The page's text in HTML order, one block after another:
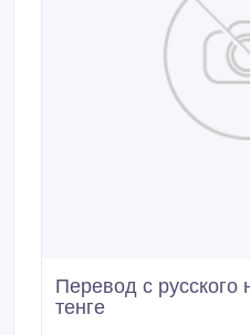
Перевод с русского
тенге